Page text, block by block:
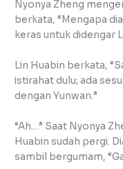
Nyonya Zheng
berkata, “Mengapa
keras untuk didengar
Lin Huabin berkata,
istirahat dulu; ada
dengan Yunwan.”
“Ah…” Saat Nyonya
Huabin sudah pergi.
sambil bergumam,